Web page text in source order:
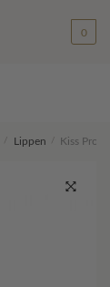
0
/ Lippen / Kiss